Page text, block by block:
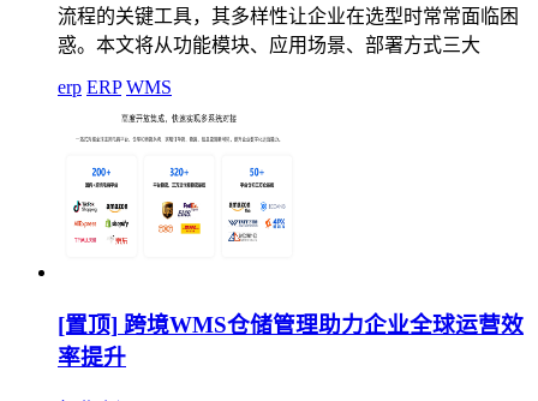
流程的关键工具，其多样性让企业在选型时常常面临困
惑。本文将从功能模块、应用场景、部署方式三大
erp ERP WMS
[置顶] 跨境WMS仓储管理助力企业全球运营效
率提升